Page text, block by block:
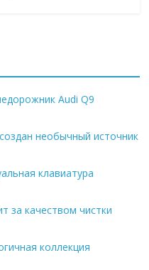
Audi Q9
необычный источник
клавиатура
за качеством чистки
коллекция